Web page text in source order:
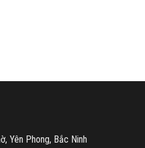
Yên Phong, Bắc Ninh